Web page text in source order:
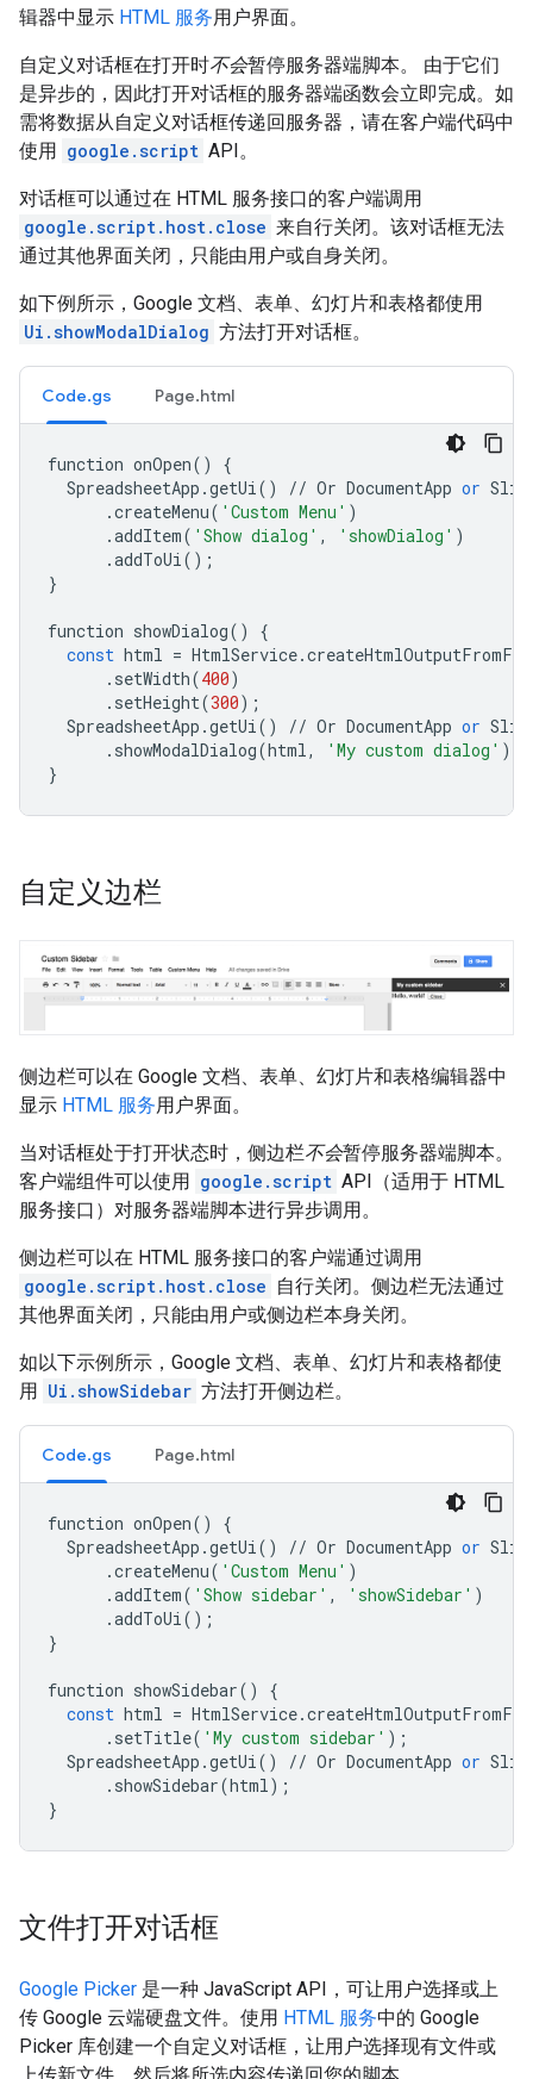
辑器中显示 HTML 服务用户界面。
自定义对话框在打开时不会暂停服务器端脚本。 由于它们
是异步的，因此打开对话框的服务器端函数会立即完成。如
需将数据从自定义对话框传递回服务器，请在客户端代码中
使用 google.script API。
对话框可以通过在 HTML 服务接口的客户端调用
google.script.host.close 来自行关闭。该对话框无法
通过其他界面关闭，只能由用户或自身关闭。
如下例所示，Google 文档、表单、幻灯片和表格都使用
Ui.showModalDialog 方法打开对话框。
Code.gs Page.html
function onOpen()
{
SpreadsheetApp .getUi() // Or DocumentApp or
.createMenu( 'Custom Menu' )
.addItem( 'Show dialog' , 'showDialog' )
.addToUi();
}
function showDialog()
{
const html = HtmlService.
. setWidth(400)
. setHeight(300);
SpreadsheetApp .getUi() // Or DocumentApp or
. showModalDialog(html, 'My custom dialog' );
}
自定义边栏
侧边栏可以在 Google 文档、表单、幻灯片和表格编辑器中
显示 HTML 服务用户界面。
当对话框处于打开状态时，侧边栏不会暂停服务器端脚本。
客户端组件可以使用 google.script API（适用于 HTML
服务接口）对服务器端脚本进行异步调用。
侧边栏可以在 HTML 服务接口的客户端通过调用
google.script.host.close 自行关闭。侧边栏无法通过
其他界面关闭，只能由用户或侧边栏本身关闭。
如以下示例所示，Google 文档、表单、幻灯片和表格都使
用 Ui.showSidebar 方法打开侧边栏。
Code.gs Page.html
function onOpen()
{
SpreadsheetApp .getUi() // Or DocumentApp or
.createMenu( 'Custom Menu' )
.addItem( 'Show sidebar' , 'showSidebar' )
.addToUi();
}
function showSidebar()
{
const html = HtmlService.
. setTitle( 'My custom sidebar' );
SpreadsheetApp .getUi() // Or DocumentApp or
. showSidebar(html);
}
文件打开对话框
Google Picker 是一种 JavaScript API，可让用户选择或上
传 Google 云端硬盘文件。使用 HTML 服务中的 Google
Picker 库创建一个自定义对话框，让用户选择现有文件或